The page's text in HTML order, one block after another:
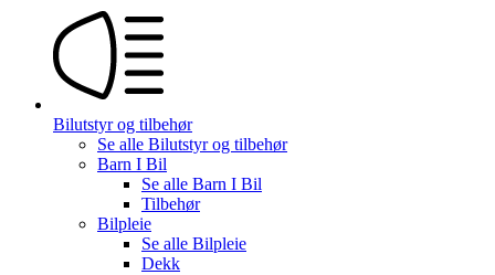
Bilutstyr og tilbehør
Se alle Bilutstyr og tilbehør
Barn I Bil
Se alle Barn I Bil
Tilbehør
Bilpleie
Se alle Bilpleie
Dekk